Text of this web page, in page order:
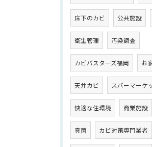
床下のカビ 公共施設
衛生管理 汚染調査
カビバスターズ福岡 お
天井カビ スパーマーケ
快適な住環境 商業施設
真菌 カビ対策専門業者